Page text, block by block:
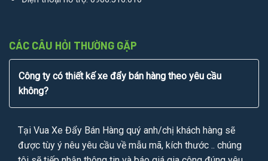
CÁC CÂU HỎI THƯỜNG GẶP
Công ty có thiết kế xe đẩy bán hàng theo yêu cầu
không?
Tại Vua Xe Đẩy Bán Hàng quý anh/chị khách hàng sẽ
được tùy ý nêu yêu cầu về mẫu mã, kích thước .. chúng